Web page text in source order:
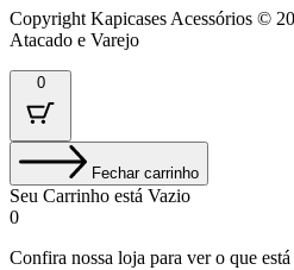
Copyright Kapicases Acessórios ©
Atacado e Varejo
0
Fechar carrinho
Seu Carrinho está Vazio
0
Confira nossa loja para ver o que